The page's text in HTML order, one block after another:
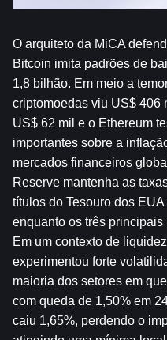
O arquiteto da MiCA
Bitcoin imita padrões de
1,8 bilhão. Em meio a
criptomoedas viu US$ 406
US$ 62 mil e o Ethereum
importantes sobre a
mercados financeiros
Reserve mantenha as
títulos do Tesouro dos
enquanto os três
Em um contexto de
experimentou forte
maioria dos setores em
com queda de 1,50% em
caiu 1,65%, perdendo o